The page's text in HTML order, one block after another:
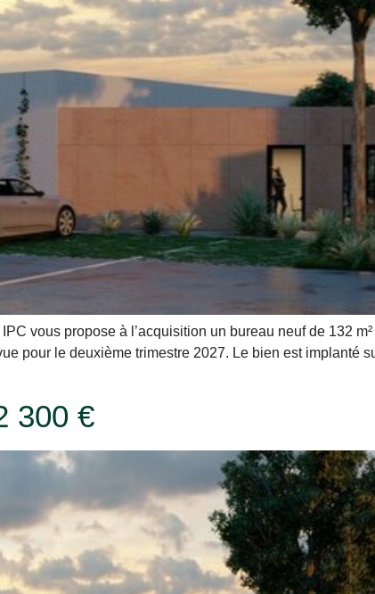
vous propose à l’acquisition un bureau neuf de 132
pour le deuxième trimestre 2027. Le bien est implanté
300 €